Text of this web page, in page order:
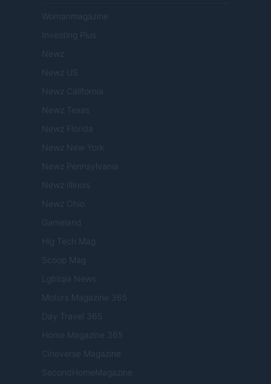
Womanmagazine
Investing Plus
Newz
Newz US
Newz California
Newz Texas
Newz Florida
Newz New York
Newz Pennsylvania
Newz Illinois
Newz Ohio
Gameland
Hig Tech Mag
Scoop Mag
Lgbtqia News
Motors Magazine 365
Day Travel 365
Home Magazine 365
Cineverse Magazine
SecondHomeMagazine